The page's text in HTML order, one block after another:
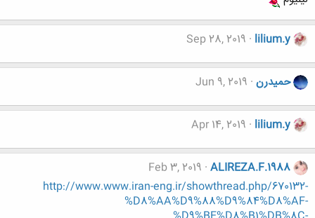
lilium.y
Sep 28, 2019
حميدرن Jun 9, 2019
lilium.y
Apr 14, 2019
ALIREZA.F.1988
Feb 3, 2019
http://www.www.iran-eng.ir/showthread.php/670132-
%D8%AA%D9%88%D9%84%D8%AF-